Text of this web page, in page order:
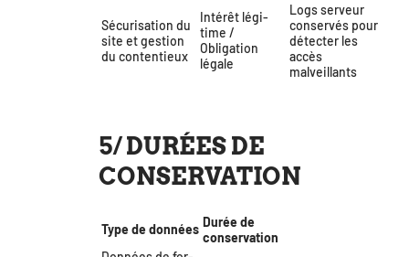
Sécurisation du
site et ges­tion
du contentieux
Intérêt légi­
time /
Obligation
légale
Logs ser­veur
conser­vés pour
détec­ter les
accès
malveillants
5/ DURÉES DE
CONSERVATION
Type de données Durée de
conservation